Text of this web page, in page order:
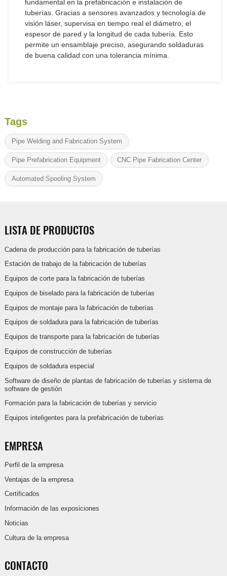
fundamental en la prefabricación e instalación de
tuberías. Gracias a sensores avanzados y tecnología de
visión láser, supervisa en tiempo real el diámetro, el
espesor de pared y la longitud de cada tubería. Esto
permite un ensamblaje preciso, asegurando soldaduras
de buena calidad con una tolerancia mínima.
Tags
Pipe Welding and Fabrication System
Pipe Prefabrication Equipment CNC Pipe Fabrication Center
Automated Spooling System
LISTA DE PRODUCTOS
Cadena de producción para la fabricación de tuberías
Estación de trabajo de la fabricación de tuberías
Equipos de corte para la fabricación de tuberías
Equipos de biselado para la fabricación de tuberías
Equipos de montaje para la fabricación de tuberías
Equipos de soldadura para la fabricación de tuberías
Equipos de transporte para la fabricación de tuberías
Equipos de construcción de tuberías
Equipos de soldadura especial
Software de diseño de plantas de fabricación de tuberías y sistema de
software de gestión
Formación para la fabricación de tuberías y servicio
Equipos inteligentes para la prefabricación de tuberías
EMPRESA
Perfil de la empresa
Ventajas de la empresa
Certificados
Información de las exposiciones
Noticias
Cultura de la empresa
CONTACTO